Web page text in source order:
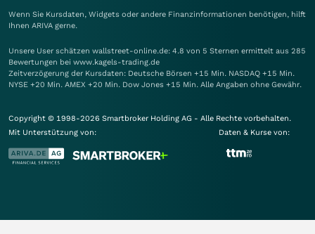
Wenn Sie Kursdaten, Widgets oder andere Finanzinformationen benötigen, hilft
Ihnen ARIVA gerne.
Unsere User schätzen wallstreet-online.de: 4.8 von 5 Sternen ermittelt aus 285
Bewertungen bei www.kagels-trading.de
Zeitverzögerung der Kursdaten: Deutsche Börsen +15 Min. NASDAQ +15 Min.
NYSE +20 Min. AMEX +20 Min. Dow Jones +15 Min. Alle Angaben ohne Gewähr.
Copyright © 1998-2026 Smartbroker Holding AG - Alle Rechte vorbehalten.
Mit Unterstützung von:
Daten & Kurse von: